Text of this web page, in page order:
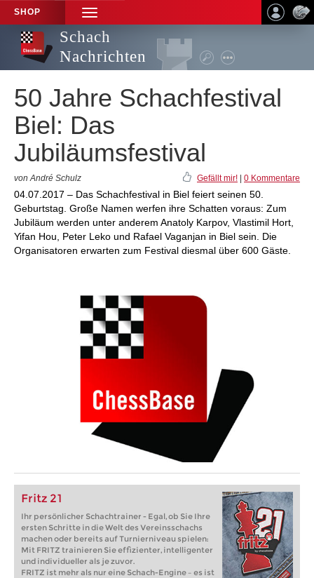
SHOP
TOGGLE
NAVIGATION
Schach
Nachrichten
50 Jahre Schachfestival
Biel: Das
Jubiläumsfestival
von André Schulz Gefällt mir! 0 Kommentare
04.07.2017 – Das Schachfestival in Biel feiert seinen 50.
Geburtstag. Große Namen werfen ihre Schatten voraus: Zum
Jubiläum werden unter anderem Anatoly Karpov, Vlastimil Hort,
Yifan Hou, Peter Leko und Rafael Vaganjan in Biel sein. Die
Organisatoren erwarten zum Festival diesmal über 600 Gäste.
Fritz 21
Ihr persönlicher Schachtrainer - Egal, ob Sie Ihre
ersten Schritte in die Welt des Vereinsschachs
machen oder bereits auf Turnierniveau spielen:
Mit FRITZ trainieren Sie effizienter, intelligenter
und individueller als je zuvor.
FRITZ ist mehr als nur eine Schach-Engine – es ist